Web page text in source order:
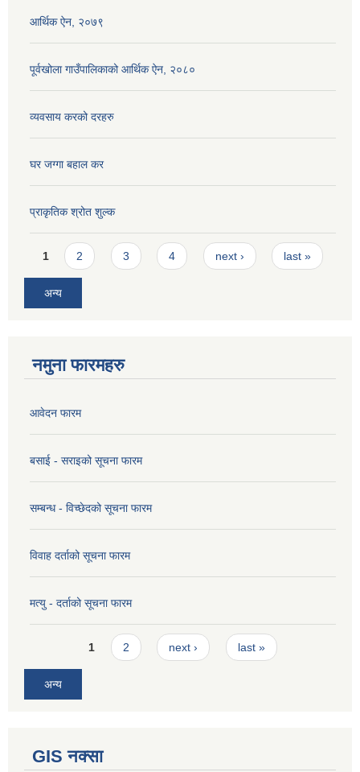
आर्थिक ऐन, २०७९
पूर्वखोला गाउँपालिकाको आर्थिक ऐन, २०८०
व्यवसाय करको दरहरु
घर जग्गा बहाल कर
प्राकृतिक श्रोत शुल्क
Pages
1 2 3 4 next › last »
अन्य
नमुना फारमहरु
आवेदन फारम
बसाई - सराइको सूचना फारम
सम्बन्ध - विच्छेदको सूचना फारम
विवाह दर्ताको सूचना फारम
मत्यु - दर्ताको सूचना फारम
Pages1 2 next › last »
अन्य
GIS नक्सा